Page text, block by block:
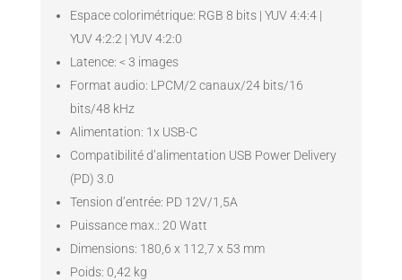
Espace colorimétrique: RGB 8 bits | YUV 4:4:4 |
YUV 4:2:2 | YUV 4:2:0
Latence: < 3 images
Format audio: LPCM/2 canaux/24 bits/16
bits/48 kHz
Alimentation: 1x USB-C
Compatibilité d’alimentation USB Power Delivery
(PD) 3.0
Tension d’entrée: PD 12V/1,5A
Puissance max.: 20 Watt
Dimensions: 180,6 x 112,7 x 53 mm
Poids: 0,42 kg